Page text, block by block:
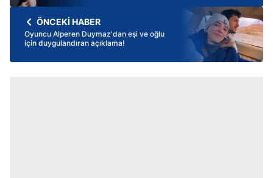
ÖNCEKİ HABER
Oyuncu Alperen Duymaz'dan eşi ve oğlu
için duygulandıran açıklama!